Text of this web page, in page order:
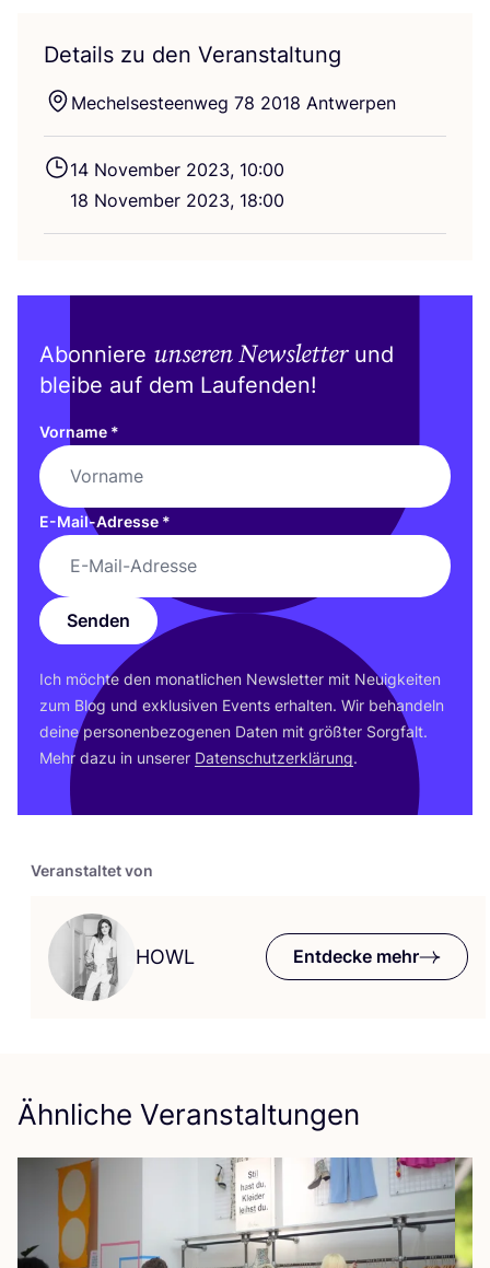
Veranstaltet von
HOWL Entdecke mehr
Details zu den Veranstaltung
Mechel­ses­teen­weg 78 2018 Antwerpen
14 Novem­ber 2023, 10:00
18 Novem­ber 2023, 18:00
Abonniere unseren Newsletterund
bleibe auf dem Laufenden!
Vorname *
E-Mail-Adresse *
Senden
Ich möch­te den monat­li­chen News­let­ter mit Neu­ig­kei­ten
zum Blog und exklu­si­ven Events erhal­ten. Wir behan­deln
dei­ne per­so­nen­be­zo­ge­nen Daten mit größ­ter Sorg­falt.
Mehr dazu in unse­rer Daten­schutz­er­klä­rung.
Ähnliche Veranstaltungen